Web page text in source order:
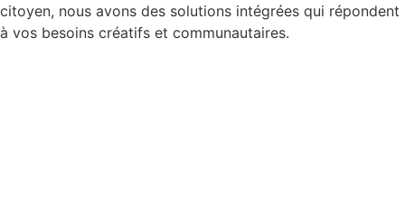
citoyen, nous avons des solutions intégrées qui répondent
à vos besoins créatifs et communautaires.